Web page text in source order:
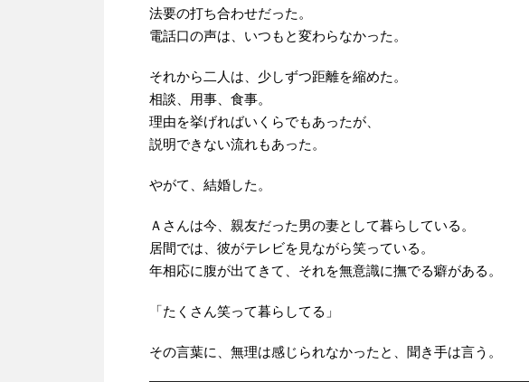
法要の打ち合わせだった。
電話口の声は、いつもと変わらなかった。
それから二人は、少しずつ距離を縮めた。
相談、用事、食事。
理由を挙げればいくらでもあったが、
説明できない流れもあった。
やがて、結婚した。
Ａさんは今、親友だった男の妻として暮らしている。
居間では、彼がテレビを見ながら笑っている。
年相応に腹が出てきて、それを無意識に撫でる癖がある。
「たくさん笑って暮らしてる」
その言葉に、無理は感じられなかったと、聞き手は言う。